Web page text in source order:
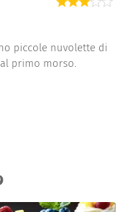
piccole nuvolette di
primo morso.